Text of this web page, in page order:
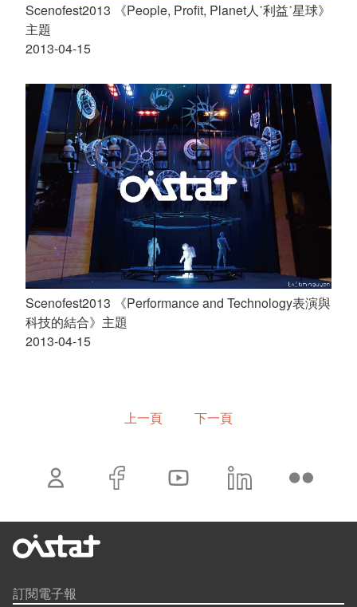
Scenofest2013 《People, Profit, Planet人˙利益˙星球》
主題
2013-04-15
Scenofest2013 《Performance and Technology表演與
科技的結合》主題
2013-04-15
上一頁 下一頁
訂閱電子報